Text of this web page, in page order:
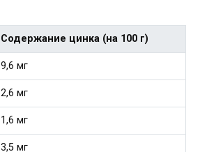
Содержание цинка (на 100 г)
9,6 мг
2,6 мг
1,6 мг
3,5 мг